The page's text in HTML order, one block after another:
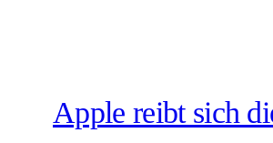
Apple reibt sich